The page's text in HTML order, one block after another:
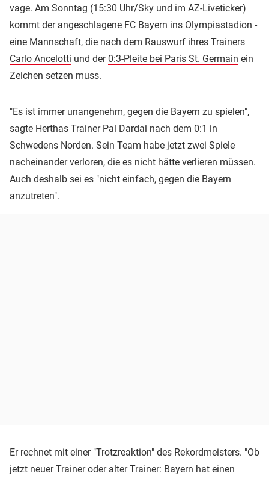
vage. Am Sonntag (15:30 Uhr/Sky und im AZ-Liveticker)
kommt der angeschlagene FC Bayern ins Olympiastadion -
eine Mannschaft, die nach dem Rauswurf ihres Trainers
Carlo Ancelotti und der 0:3-Pleite bei Paris St. Germain ein
Zeichen setzen muss.
"Es ist immer unangenehm, gegen die Bayern zu spielen",
sagte Herthas Trainer Pal Dardai nach dem 0:1 in
Schwedens Norden. Sein Team habe jetzt zwei Spiele
nacheinander verloren, die es nicht hätte verlieren müssen.
Auch deshalb sei es "nicht einfach, gegen die Bayern
anzutreten".
Er rechnet mit einer "Trotzreaktion" des Rekordmeisters. "Ob
jetzt neuer Trainer oder alter Trainer: Bayern hat einen